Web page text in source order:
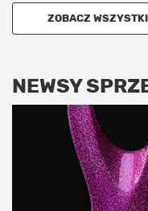
ZOBACZ
NEWSY